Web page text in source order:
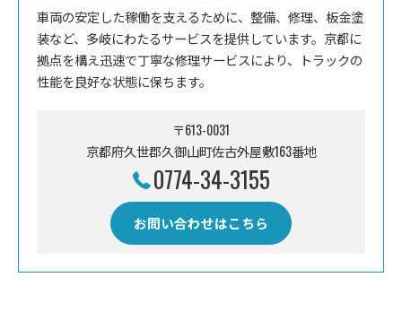
車両の安定した稼働を支えるために、整備、修理、板金塗
装など、多岐にわたるサービスを提供しています。京都に
拠点を構え迅速で丁寧な修理サービスにより、トラックの
性能を良好な状態に保ちます。
〒613-0031
京都府久世郡久御山町佐古外屋敷163番地
0774-34-3155
お問い合わせはこちら